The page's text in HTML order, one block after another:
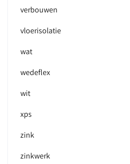
verbouwen
vloerisolatie
wat
wedeflex
wit
xps
zink
zinkwerk